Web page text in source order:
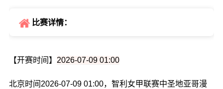
比赛详情：
【开赛时间】 2026-07-09 01:00
北京时间2026-07-09 01:00，智利女甲联赛中圣地亚哥漫